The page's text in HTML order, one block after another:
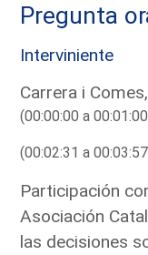
Pregunta
Interviniente
Carrera i
(00:00:00 a
(00:02:31 a
Participación
Asociación
las decisiones